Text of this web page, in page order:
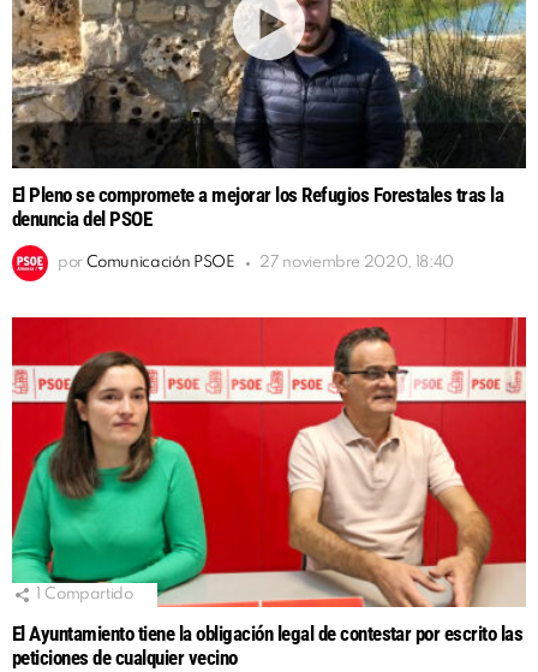
El Pleno se compromete a mejorar los Refugios Forestales tras la
denuncia del PSOE
por Comunicación PSOE 27 noviembre 2020, 18:40
Compartido
El Ayuntamiento tiene la obligación legal de contestar por escrito las
peticiones de cualquier vecino